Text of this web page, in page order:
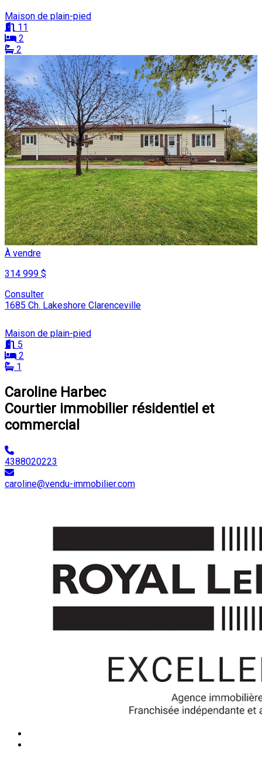
Maison de plain-pied
11
2
2
À vendre
314 999 $
Consulter
1685 Ch. Lakeshore Clarenceville
Maison de plain-pied
5
2
1
Caroline Harbec
Courtier immobilier résidentiel et
commercial
4388020223
caroline@vendu-immobilier.com